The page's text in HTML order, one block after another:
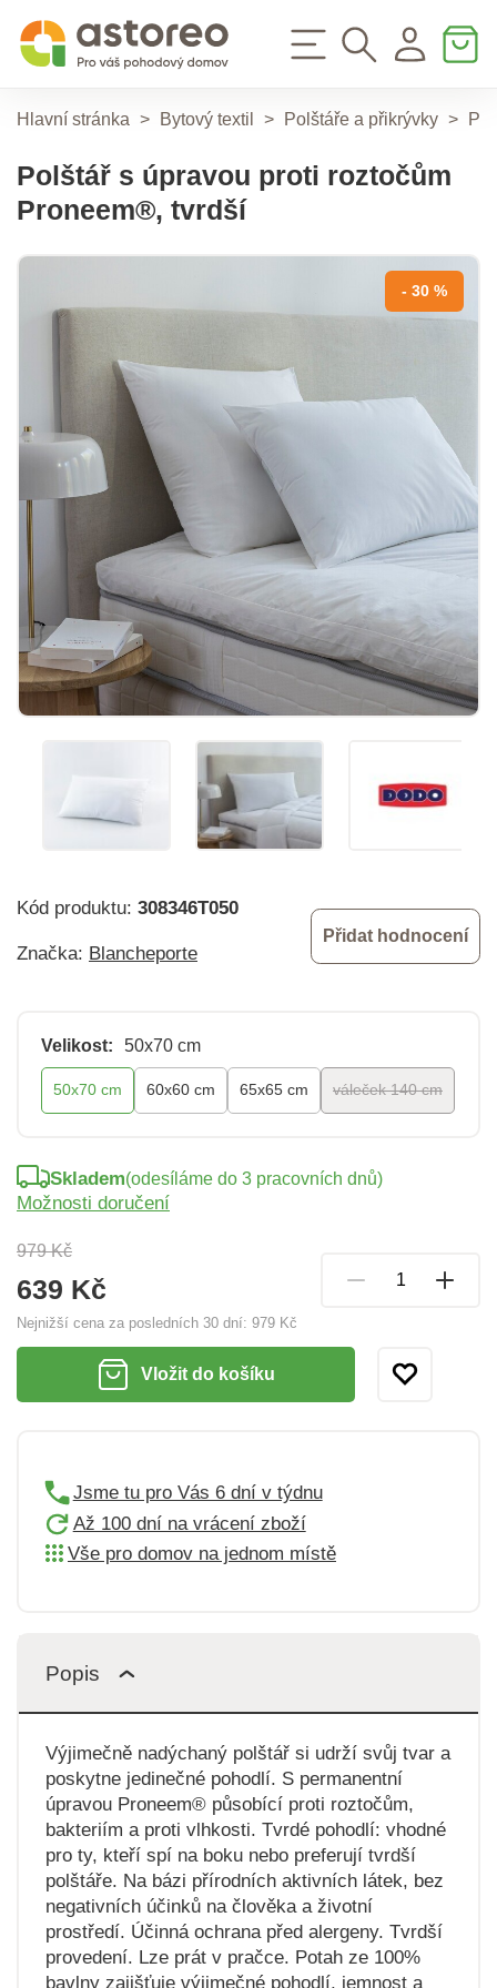
Hlavní stránka > Bytový textil > Polštáře a přikrývky >
Polštář s úpravou proti roztočům
Proneem®, tvrdší
- 30 %
Kód produktu: 308346T050
Značka: Blancheporte
Přidat hodnocení
Velikost: 50x70 cm
50x70 cm 60x60 cm 65x65 cm váleček 140 cm
979 Kč
639 Kč
Nejnižší cena za posledních 30 dní: 979 Kč
Skladem(odesíláme do 3 pracovních dnů)
Možnosti doručení
Vložit do košíku
Jsme tu pro Vás 6 dní v týdnu
Až 100 dní na vrácení zboží
Vše pro domov na jednom místě
Popis
Výjimečně nadýchaný polštář si udrží svůj tvar a
poskytne jedinečné pohodlí. S permanentní
úpravou Proneem® působící proti roztočům,
bakteriím a proti vlhkosti. Tvrdé pohodlí: vhodné
pro ty, kteří spí na boku nebo preferují tvrdší
polštáře. Na bázi přírodních aktivních látek, bez
negativních účinků na člověka a životní
prostředí. Účinná ochrana před alergeny. Tvrdší
provedení. Lze prát v pračce. Potah ze 100%
bavlny zajišťuje výjimečné pohodlí, jemnost a